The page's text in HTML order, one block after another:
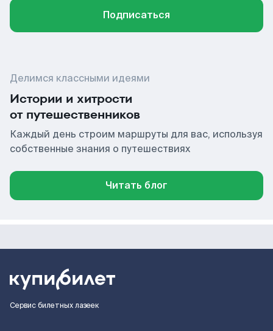
Подписаться
Делимся классными идеями
Истории и хитрости
от путешественников
Каждый день строим маршруты для вас, используя
собственные знания о путешествиях
Читать блог
Сервис билетных лазеек